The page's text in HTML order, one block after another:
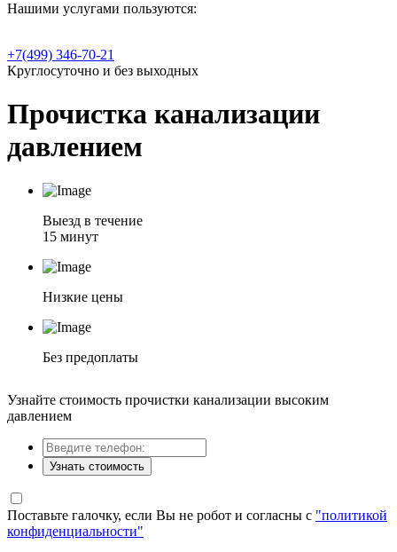
Нашими услугами пользуются:
+7(499) 346-70-21
Круглосуточно и без выходных
Прочистка канализации
давлением
Выезд в течение
15 минут
Низкие цены
Без предоплаты
Узнайте стоимость прочистки канализации высоким
давлением
Узнать стоимость
Поставьте галочку, если Вы не робот и согласны с "политикой
конфиденциальности"